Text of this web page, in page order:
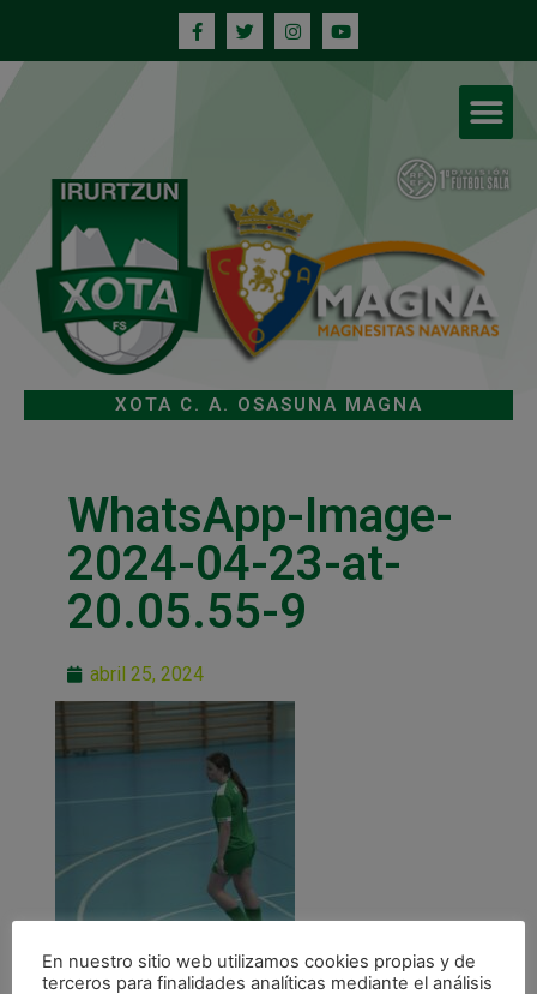
XOTA C. A. OSASUNA MAGNA
WhatsApp-Image-
2024-04-23-at-
20.05.55-9
abril 25, 2024
En nuestro sitio web utilizamos cookies propias y de
terceros para finalidades analíticas mediante el análisis